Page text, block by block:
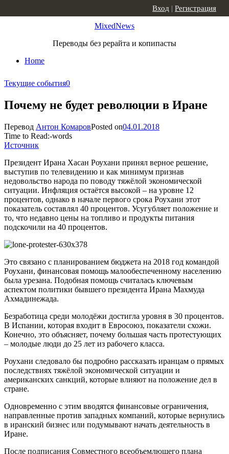
MixedNews
Переводы без рерайта и копипасты
Home
Вход | Регистрация
Текущие события0
Почему не будет революции в Иране
Перевод Антон КомаровPosted on04.01.2018
Time to Read:-words
Источник
Президент Ирана Хасан Роухани принял верное решение,
выступив по телевидению и как минимум признав
недовольство народа по поводу тяжёлой экономической
ситуации. Инфляция остаётся высокой – на уровне 12
процентов, однако в начале первого срока Роухани этот
показатель составлял 40 процентов. Усугубляет положение и
то, что недавно цены на топливо и продукты питания
подскочили на 40 процентов.
Это связано с планированием бюджета на 2018 год командой
Роухани, финансовая помощь малообеспеченному населению
была урезана. Подобная помощь считалась ключевым
аспектом политики бывшего президента Ирана Махмуда
Ахмадинежада.
Безработица среди молодёжи достигла уровня в 30 процентов.
В Испании, которая входит в Евросоюз, показатели схожи.
Конечно, это объясняет, почему большая часть протестующих
– молодые люди до 25 лет из рабочего класса.
Роухани следовало бы подробно рассказать иранцам о прямых
последствиях тяжёлой экономической ситуации и
американских санкций, которые влияют на положение дел в
стране.
Одновременно с этим вводятся финансовые ограничения,
направленные против западных компаний, которые вернулись
в иранский бизнес или подумывают начать деятельность в
Иране.
После подписания Совместного всеобъемлющего плана